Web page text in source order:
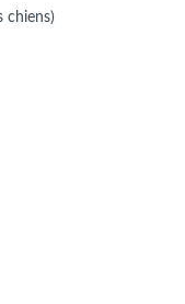
chiens)